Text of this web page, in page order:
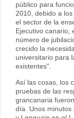
público para
2010, debido a
el sector de la
Ejecutivo canario,
número de
crecido la
universitario para
existentes".
Así las cosas, los
pruebas de las
grancanaria
día. Unos minutos